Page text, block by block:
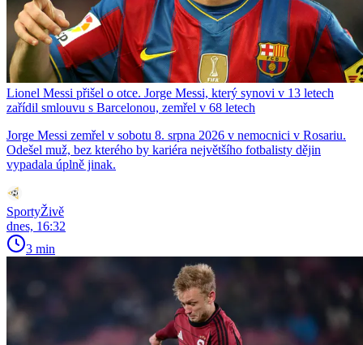
Lionel Messi přišel o otce. Jorge Messi, který synovi v 13 letech
zařídil smlouvu s Barcelonou, zemřel v 68 letech
Jorge Messi zemřel v sobotu 8. srpna 2026 v nemocnici v Rosariu.
Odešel muž, bez kterého by kariéra největšího fotbalisty dějin
vypadala úplně jinak.
SportyŽivě
dnes, 16:32
3 min